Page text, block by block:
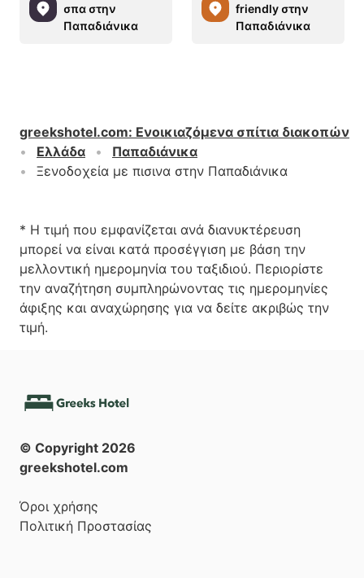
σπα στην
Παπαδιάνικα
friendly στην
Παπαδιάνικα
greekshotel.com: Ενοικιαζόμενα σπίτια διακοπών
Ελλάδα
Παπαδιάνικα
Ξενοδοχεία με πισινα στην Παπαδιάνικα
* Η τιμή που εμφανίζεται ανά διανυκτέρευση
μπορεί να είναι κατά προσέγγιση με βάση την
μελλοντική ημερομηνία του ταξιδιού. Περιορίστε
την αναζήτηση συμπληρώνοντας τις ημερομηνίες
άφιξης και αναχώρησης για να δείτε ακριβώς την
τιμή.
© Copyright 2026
greekshotel.com
Όροι χρήσης
Πολιτική Προστασίας